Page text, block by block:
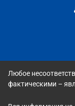
Любое
фактическими –